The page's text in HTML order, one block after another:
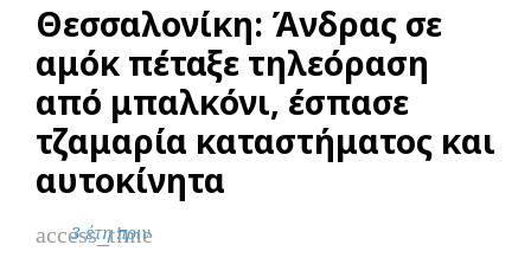
Θεσσαλονίκη: Άνδρας σε
αμόκ πέταξε τηλεόραση
από μπαλκόνι, έσπασε
τζαμαρία καταστήματος και
αυτοκίνητα
access_time
3 έτη πριν